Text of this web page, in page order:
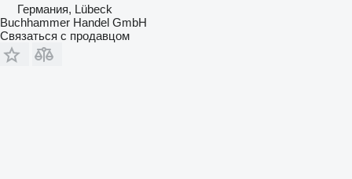
Германия, Lübeck
Buchhammer Handel GmbH
Связаться с продавцом